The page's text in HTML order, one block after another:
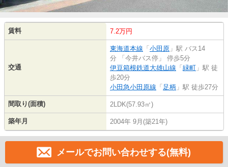
賃料 7.2万円
交通
東海道本線 「 小田原 」駅 バス14
分 「今井バス停」 停歩5分
伊豆箱根鉄道大雄山線 「 緑町 」駅 徒
歩20分
小田急小田原線 「 足柄 」駅 徒歩27分
間取り(面積) 2LDK(57.93㎡)
築年月 2004年 9月(築21年)
メールでお問い合わせする(無料)